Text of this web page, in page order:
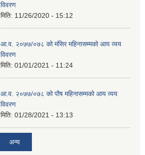
विवरण
मिति: 11/26/2020 - 15:12
आ.व. २०७७/०७८ को मंसिर महिनासम्मको आय व्यय
विवरण
मिति: 01/01/2021 - 11:24
आ.व. २०७७/०७८ को पौष महिनासम्मको आय व्यय
विवरण
मिति: 01/28/2021 - 13:13
अन्य